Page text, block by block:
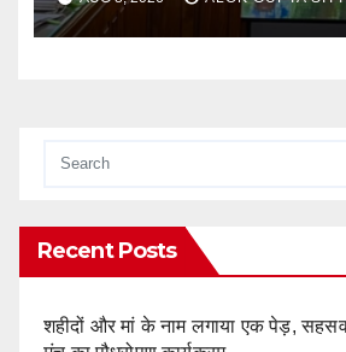
स्वरूप..
Recent Posts
शहीदों और मां के नाम लगाया एक पेड़,